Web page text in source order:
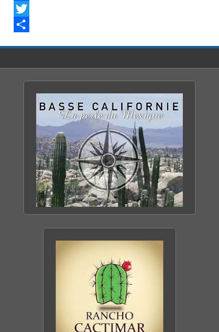
Facebook
Twitter
TOUT SAVOIR SUR
LA BASSE CALIFORNIE
DÉCOUVRIR LE SITE